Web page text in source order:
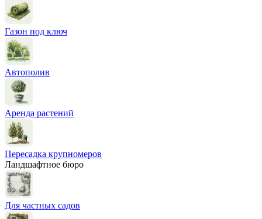
Газон под ключ
Автополив
Аренда растений
Пересадка крупномеров
Ландшафтное бюро
Для частных садов